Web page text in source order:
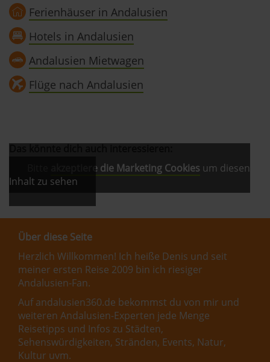
Ferienhäuser in Andalusien
Hotels in Andalusien
Andalusien Mietwagen
Flüge nach Andalusien
akzeptiere die Marketing Cookies um diesen
Inhalt zu sehen
Über diese Seite
Herzlich Willkommen! Ich heiße Denis und seit
meiner ersten Reise 2009 bin ich riesiger
Andalusien-Fan.
Auf andalusien360.de bekommst du von mir und
weiteren Andalusien-Experten jede Menge
Reisetipps und Infos zu Städten,
Sehenswürdigkeiten, Stränden, Events, Natur,
Kultur uvm.